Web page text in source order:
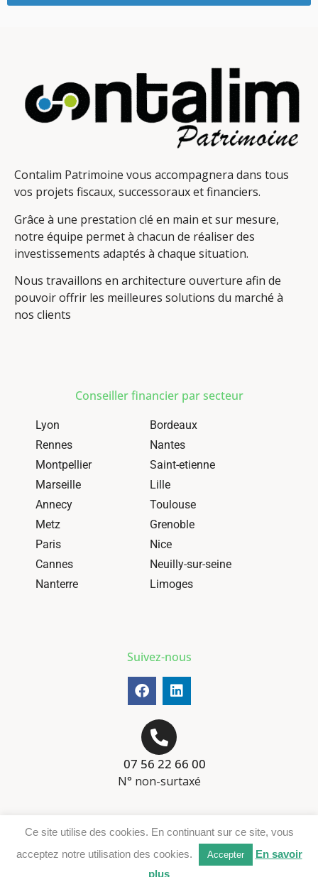
Contalim Patrimoine vous accompagnera dans tous
vos projets fiscaux, successoraux et financiers.
Grâce à une prestation clé en main et sur mesure,
notre équipe permet à chacun de réaliser des
investissements adaptés à chaque situation.
Nous travaillons en architecture ouverture afin de
pouvoir offrir les meilleures solutions du marché à
nos clients
Conseiller financier par secteur
Lyon
Bordeaux
Rennes
Nantes
Montpellier
Saint-etienne
Marseille
Lille
Annecy
Toulouse
Metz
Grenoble
Paris
Nice
Cannes
Neuilly-sur-seine
Nanterre
Limoges
Suivez-nous
07 56 22 66 00
N° non-surtaxé
Téléchargement DER
Ce site utilise des cookies. En continuant sur ce site, vous
acceptez notre utilisation des cookies.
Accepter
En savoir
plus